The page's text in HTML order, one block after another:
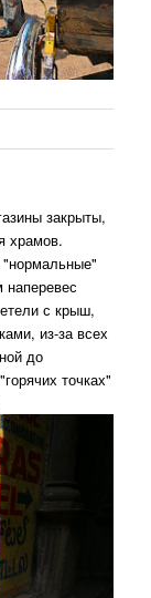
закрыты,
храмов.
с крыш,
из-за всех
до
точках"